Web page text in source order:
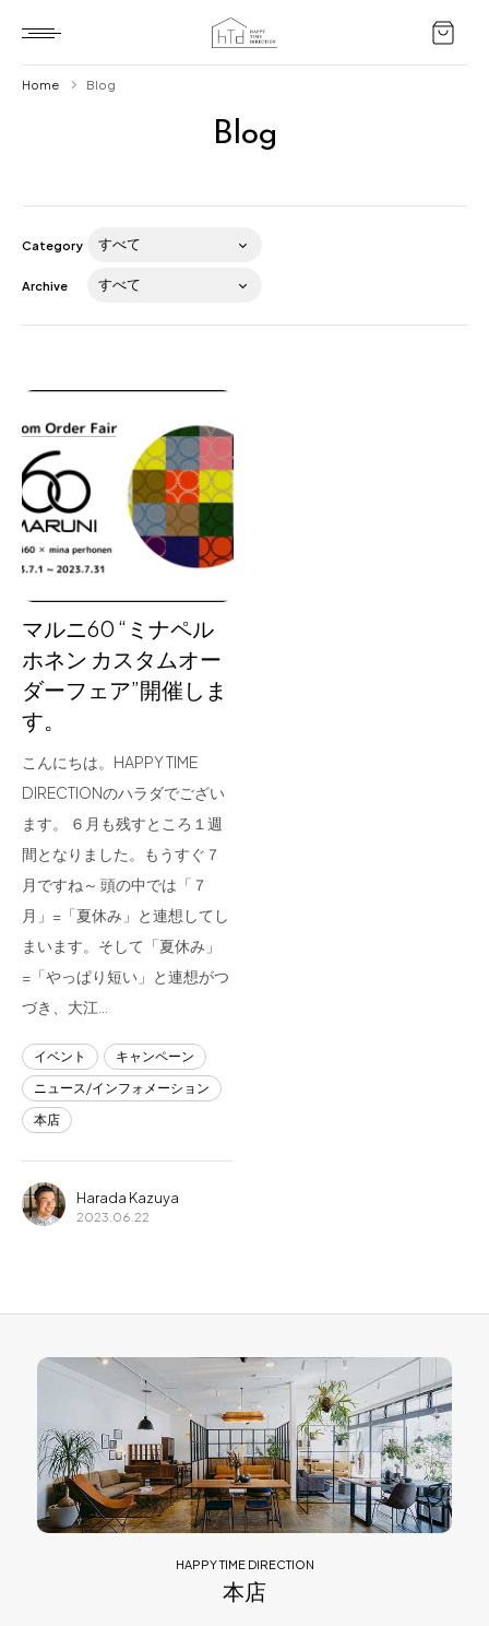
About us
for Business
Recruit
フラッグシップストア
熊本店
Arv
Blog
Home Blog
Category
Archive
マルニ60 “ミナペル
ホネン カスタムオー
ダーフェア”開催しま
す。
こんにちは。HAPPY TIME
DIRECTIONのハラダでござい
ます。 ６月も残すところ１週
間となりました。もうすぐ７
月ですね～ 頭の中では「７
月」=「夏休み」と連想してし
まいます。そして「夏休み」
=「やっぱり短い」と連想がつ
づき、大江…
イベント
キャンペーン
ニュース/インフォメーション
本店
Harada Kazuya
2023.06.22
HAPPY TIME DIRECTION
本店